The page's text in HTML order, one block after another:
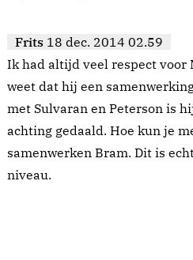
Frits 18 dec. 2014 02.59
Ik had altijd veel respect voor
weet dat hij een
met Sulvaran en Peterson is
achting gedaald. Hoe kun je
samenwerken Bram. Dit is
niveau.